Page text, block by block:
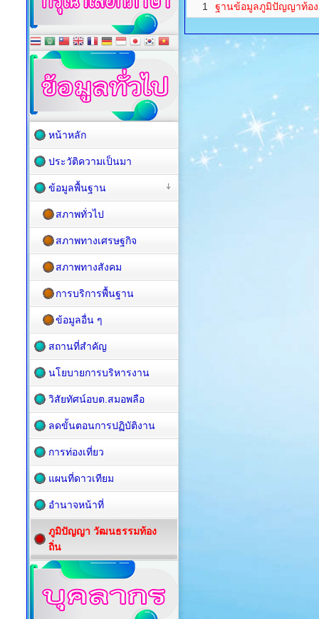
1
ฐานข้อมูลภูมิปัญญาท้อ
หน้าหลัก
ประวัติความเป็นมา
ข้อมูลพื้นฐาน
สภาพทั่วไป
สภาพทางเศรษฐกิจ
สภาพทางสังคม
การบริการพื้นฐาน
ข้อมูลอื่น ๆ
สถานที่สำคัญ
นโยบายการบริหารงาน
วิสัยทัศน์อบต.สมอพลือ
ลดขั้นตอนการปฏิบัติงาน
การท่องเที่ยว
แผนที่ดาวเทียม
อำนาจหน้าที่
ภูมิปัญญา วัฒนธรรมท้อง
ถิ่น